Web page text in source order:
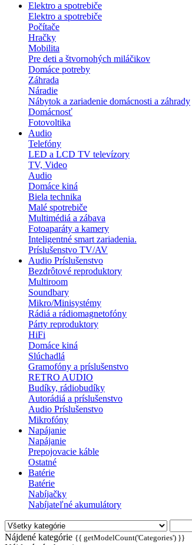
Elektro a spotrebiče
Elektro a spotrebiče
Počítače
Hračky
Mobilita
Pre deti a štvornohých miláčikov
Domáce potreby
Záhrada
Náradie
Nábytok a zariadenie domácnosti a záhrady
Domácnosť
Fotovoltika
Audio
Telefóny
LED a LCD TV televízory
TV, Video
Audio
Domáce kiná
Biela technika
Malé spotrebiče
Multimédiá a zábava
Fotoaparáty a kamery
Inteligentné smart zariadenia.
Príslušenstvo TV/AV
Audio Príslušenstvo
Bezdrôtové reproduktory
Multiroom
Soundbary
Mikro/Minisystémy
Rádiá a rádiomagnetofóny
Párty reproduktory
HiFi
Domáce kiná
Slúchadlá
Gramofóny a príslušenstvo
RETRO AUDIO
Budíky, rádiobudíky
Autorádiá a príslušenstvo
Audio Príslušenstvo
Mikrofóny
Napájanie
Napájanie
Prepojovacie káble
Ostatné
Batérie
Batérie
Nabíjačky
Nabíjateľné akumulátory
Nájdené kategórie {{ getModelCount('Categories') }}